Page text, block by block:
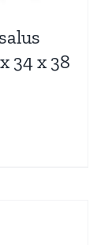
34 x 38